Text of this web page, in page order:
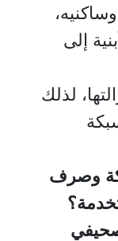
إلى
لذلك
وصرف